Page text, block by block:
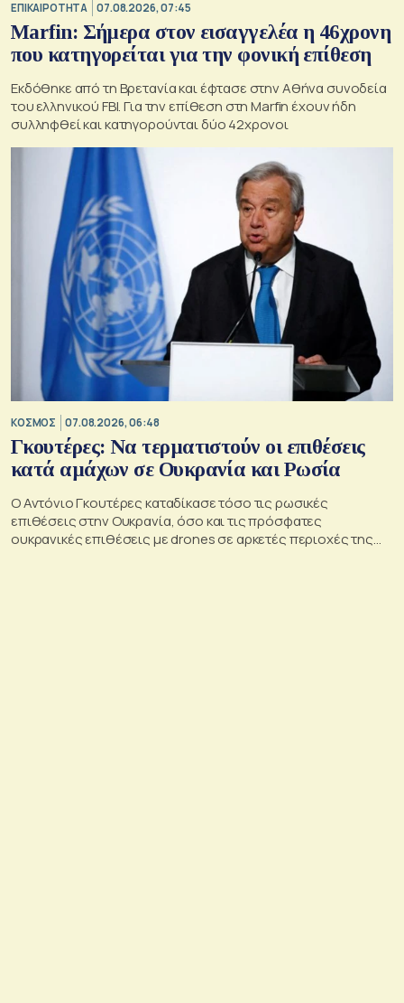
ΕΠΙΚΑΙΡΟΤΗΤΑ 07.08.2026, 07:45
Marfin: Σήμερα στον εισαγγελέα η 46χρονη
που κατηγορείται για την φονική επίθεση
Εκδόθηκε από τη Βρετανία και έφτασε στην Αθήνα συνοδεία
του ελληνικού FBI. Για την επίθεση στη Marfin έχουν ήδη
συλληφθεί και κατηγορούνται δύο 42χρονοι
ΚΟΣΜΟΣ 07.08.2026, 06:48
Γκουτέρες: Να τερματιστούν οι επιθέσεις
κατά αμάχων σε Ουκρανία και Ρωσία
Ο Αντόνιο Γκουτέρες καταδίκασε τόσο τις ρωσικές
επιθέσεις στην Ουκρανία, όσο και τις πρόσφατες
ουκρανικές επιθέσεις με drones σε αρκετές περιοχές της